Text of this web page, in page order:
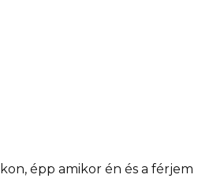
épp amikor én és a férjem